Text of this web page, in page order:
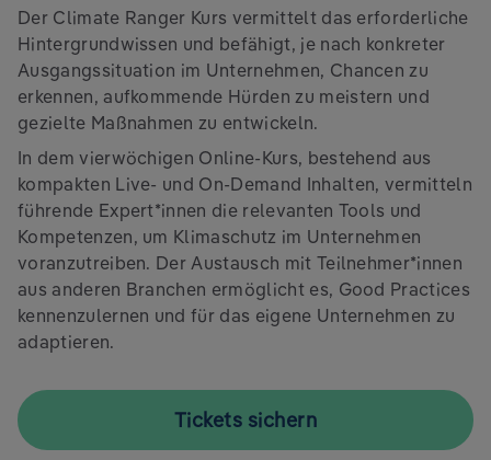
Der Climate Ranger Kurs vermittelt das erforderliche
Hintergrundwissen und befähigt, je nach konkreter
Ausgangssituation im Unternehmen, Chancen zu
erkennen, aufkommende Hürden zu meistern und
gezielte Maßnahmen zu entwickeln.
In dem vierwöchigen Online-Kurs, bestehend aus
kompakten Live- und On-Demand Inhalten, vermitteln
führende Expert*innen die relevanten Tools und
Kompetenzen, um Klimaschutz im Unternehmen
voranzutreiben. Der Austausch mit Teilnehmer*innen
aus anderen Branchen ermöglicht es, Good Practices
kennenzulernen und für das eigene Unternehmen zu
adaptieren.
Tickets sichern